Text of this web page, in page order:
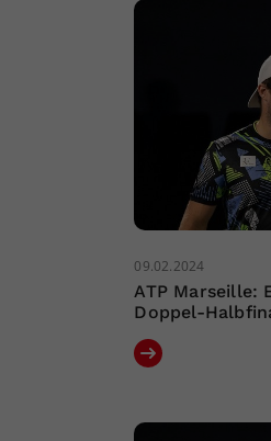
09.02.2024
ATP Marseille:
Doppel-